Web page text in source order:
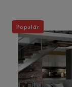
Populär